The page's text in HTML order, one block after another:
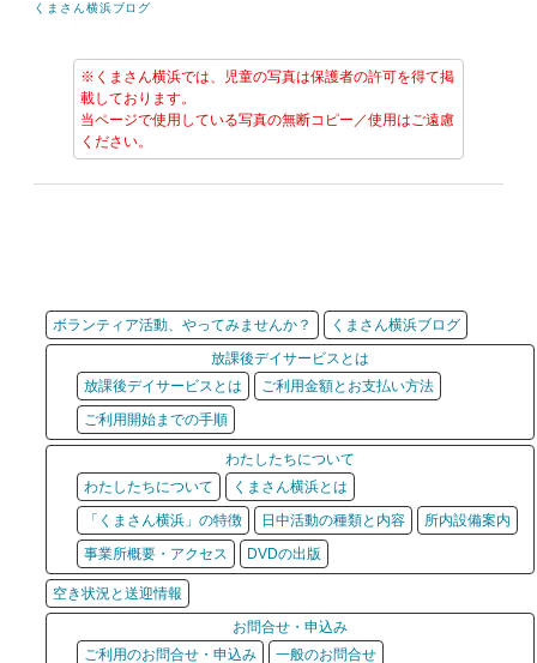
くまさん横浜ブログ
※くまさん横浜では、児童の写真は保護者の許可を得て掲
載しております。
当ページで使用している写真の無断コピー／使用はご遠慮
ください。
ボランティア活動、やってみませんか？
くまさん横浜ブログ
放課後デイサービスとは
放課後デイサービスとは
ご利用金額とお支払い方法
ご利用開始までの手順
わたしたちについて
わたしたちについて
くまさん横浜とは
「くまさん横浜」の特徴
日中活動の種類と内容
所内設備案内
事業所概要・アクセス
DVDの出版
空き状況と送迎情報
お問合せ・申込み
ご利用のお問合せ・申込み
一般のお問合せ